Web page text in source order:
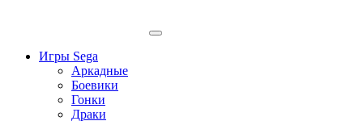
Игры Sega
Аркадные
Боевики
Гонки
Драки